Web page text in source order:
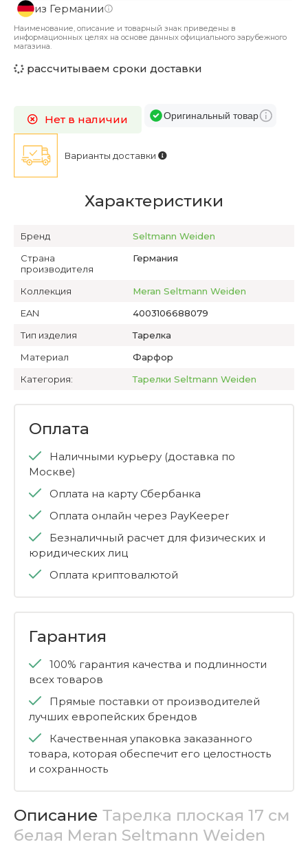
из Германии
Наименование, описание и товарный знак приведены в
информационных целях на основе данных официального зарубежного
магазина.
рассчитываем сроки доставки
Варианты доставки
Нет в наличии Оригинальный товар
Характеристики
Бренд
Seltmann Weiden
Страна
производителя
Германия
Коллекция
Meran Seltmann Weiden
EAN
4003106688079
Тип изделия
Тарелка
Материал
Фарфор
Категория:
Тарелки Seltmann Weiden
Оплата
Наличными курьеру (доставка по
Москве)
Оплата на карту Сбербанка
Оплата онлайн через PayKeeper
Безналичный расчет для физических и
юридических лиц
Оплата криптовалютой
Гарантия
100% гарантия качества и подлинности
всех товаров
Прямые поставки от производителей
лучших европейских брендов
Качественная упаковка заказанного
товара, которая обеспечит его целостность
и сохранность
Описание Тарелка плоская 17 см
белая Meran Seltmann Weiden